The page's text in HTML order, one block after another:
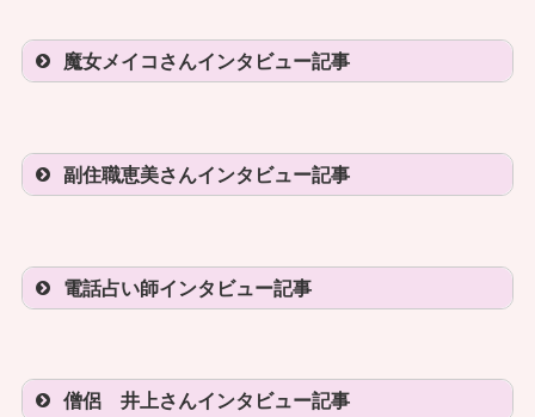
てみた
ュー！ イタコのなり方とは？
できる霊視者にガチンコインタビュ
本物の霊能者に直撃インタビュー！
労は？
魔女メイコさんインタビュー記事
る？
副住職恵美さんインタビュー記事
の場所も心霊スポットになる？
電話占い師インタビュー記事
僧侶 井上さんインタビュー記事